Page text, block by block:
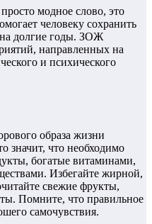
модное слово, это
человеку сохранить
долгие годы. ЗОЖ
направленных на
и психического
образа жизни
значит, что необходимо
богатые витаминами,
Избегайте жирной,
свежие фрукты,
Помните, что правильное
самочувствия.